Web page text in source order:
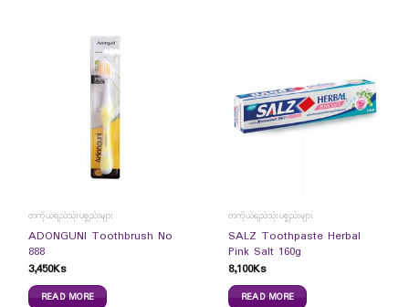
တကိုယ်ရည်သုံးပစ္စည်းများ
ADONGUNI Toothbrush No
888
3,450Ks
READ MORE
တကိုယ်ရည်သုံးပစ္စည်းများ
SALZ Toothpaste Herbal
Pink Salt 160g
8,100Ks
READ MORE